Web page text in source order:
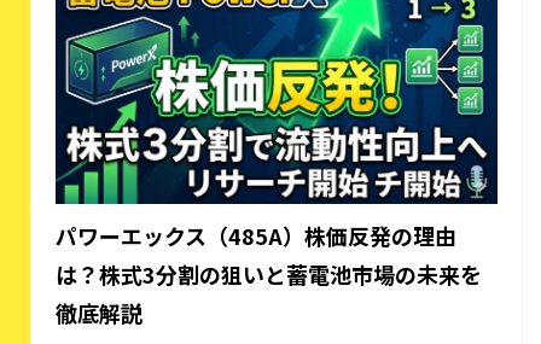
パワーエックス（485A）株価反発の理由
は？株式3分割の狙いと蓄電池市場の未来を
徹底解説